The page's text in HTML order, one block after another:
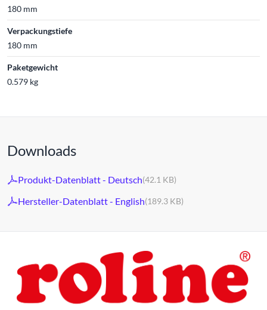
180 mm
Verpackungstiefe
180 mm
Paketgewicht
0.579 kg
Downloads
Produkt-Datenblatt - Deutsch(42.1 KB)
Hersteller-Datenblatt - English(189.3 KB)